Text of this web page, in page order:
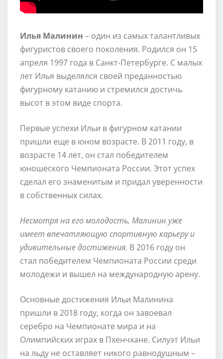
Илья Малинин – один из самых талантливых
фигуристов своего поколения. Родился он 15
апреля 1997 года в Санкт-Петербурге. С малых
лет Илья выделялся своей преданностью
фигурному катанию и стремился достичь
высот в этом виде спорта.
Первые успехи Ильи в фигурном катании
пришли еще в юном возрасте. В 2011 году, в
возрасте 14 лет, он стал победителем
юношеского Чемпионата России. Этот успех
сделал его знаменитым и придал уверенности
в собственных силах.
Несмотря на его молодость, Малинин уже
имеет впечатляющую спортивную карьеру и
удивительные достижения. В 2016 году он
стал победителем Чемпионата России среди
молодежи и вышел на международную арену.
Основные достижения Ильи Малинина
пришли в 2018 году, когда он завоевал
серебро на Чемпионате мира и на
Олимпийских играх в Пхенчхане. Силуэт Ильи
на льду не оставляет никого равнодушным –